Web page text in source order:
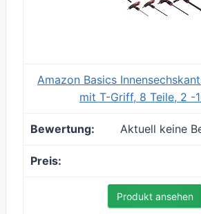
Amazon Basics
mit T-Griff, 8 Teile, 2 -
Aktuell keine
Produkt ansehen